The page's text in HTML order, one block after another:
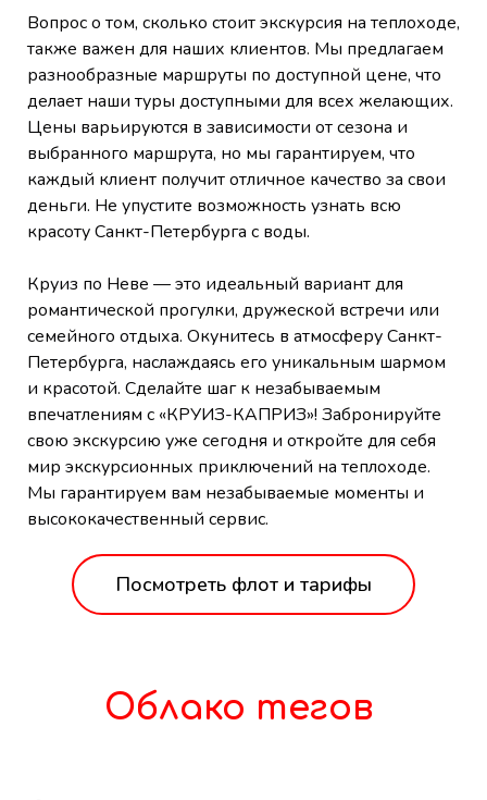
Вопрос о том, сколько стоит экскурсия на теплоходе,
также важен для наших клиентов. Мы предлагаем
разнообразные маршруты по доступной цене, что
делает наши туры доступными для всех желающих.
Цены варьируются в зависимости от сезона и
выбранного маршрута, но мы гарантируем, что
каждый клиент получит отличное качество за свои
деньги. Не упустите возможность узнать всю
красоту Санкт-Петербурга с воды.
Круиз по Неве — это идеальный вариант для
романтической прогулки, дружеской встречи или
семейного отдыха. Окунитесь в атмосферу Санкт-
Петербурга, наслаждаясь его уникальным шармом
и красотой. Сделайте шаг к незабываемым
впечатлениям с «КРУИЗ-КАПРИЗ»! Забронируйте
свою экскурсию уже сегодня и откройте для себя
мир экскурсионных приключений на теплоходе.
Мы гарантируем вам незабываемые моменты и
высококачественный сервис.
Посмотреть флот и тарифы
Облако тегов